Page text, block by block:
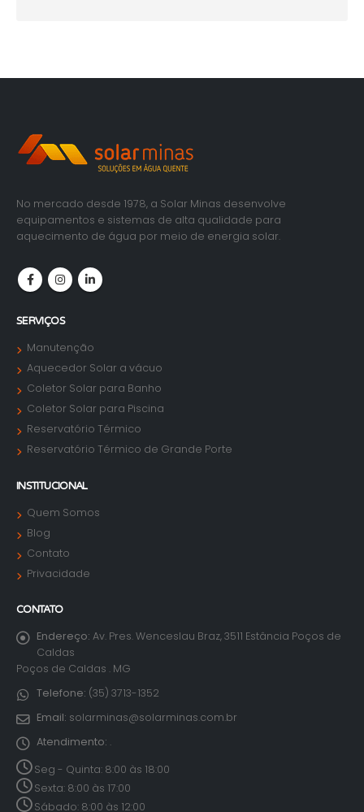
No mercado desde 1978, a Solar Minas desenvolve
equipamentos e sistemas de alta qualidade para
aquecimento de água por meio de energia solar.
SERVIÇOS
Manutenção
Aquecedor Solar a vácuo
Coletor Solar para Banho
Coletor Solar para Piscina
Reservatório Térmico
Reservatório Térmico de Grande Porte
INSTITUCIONAL
Quem Somos
Blog
Contato
Privacidade
CONTATO
Endereço: Av. Pres. Wenceslau Braz, 3511 Estância Poços de
Caldas
Poços de Caldas . MG
Telefone: (35) 3713-1352
Email: solarminas@solarminas.com.br
Atendimento: .
Seg - Quinta: 8:00 às 18:00
Sexta: 8:00 às 17:00
Sábado: 8:00 às 12:00